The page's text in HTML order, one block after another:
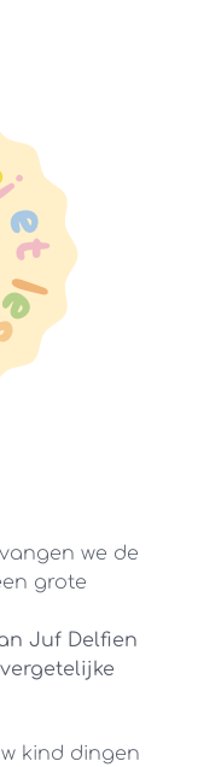
we de
grote
Juf Delfien
kind dingen